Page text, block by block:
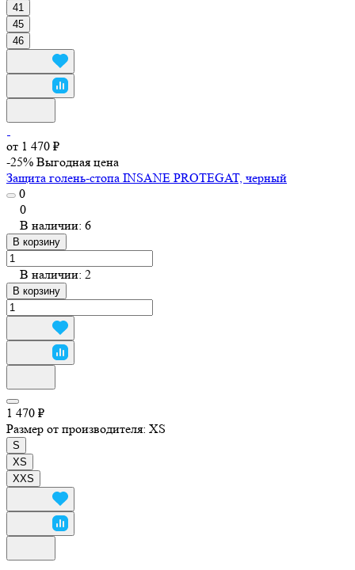
41
45
46
от 1 470 ₽
-25% Выгодная цена
Защита голень-стопа INSANE PROTEGAT, черный
0
0
В наличии: 6
В корзину
В наличии: 2
В корзину
1 470 ₽
Размер от производителя: XS
S
XS
XXS